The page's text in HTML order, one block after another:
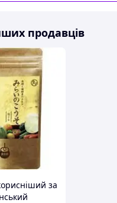
продавців
за